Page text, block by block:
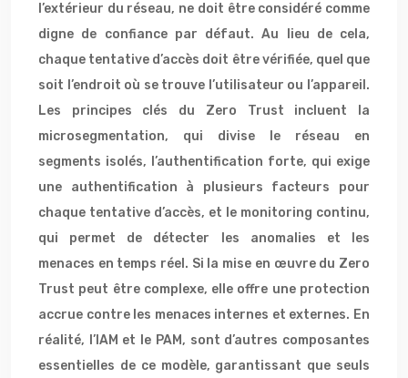
l’extérieur du réseau, ne doit être considéré comme
digne de confiance par défaut. Au lieu de cela,
chaque tentative d’accès doit être vérifiée, quel que
soit l’endroit où se trouve l’utilisateur ou l’appareil.
Les principes clés du Zero Trust incluent la
microsegmentation, qui divise le réseau en
segments isolés, l’authentification forte, qui exige
une authentification à plusieurs facteurs pour
chaque tentative d’accès, et le monitoring continu,
qui permet de détecter les anomalies et les
menaces en temps réel. Si la mise en œuvre du Zero
Trust peut être complexe, elle offre une protection
accrue contre les menaces internes et externes. En
réalité, l’IAM et le PAM, sont d’autres composantes
essentielles de ce modèle, garantissant que seuls